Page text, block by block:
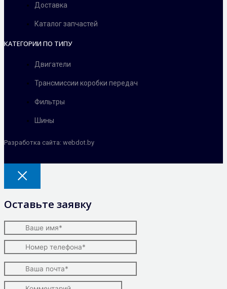
Доставка
Каталог запчастей
КАТЕГОРИИ ПО ТИПУ
Двигатели
Трансмиссии коробки передач
Фильтры
Шины
Разработка сайта: webdot.by
Оставьте заявку